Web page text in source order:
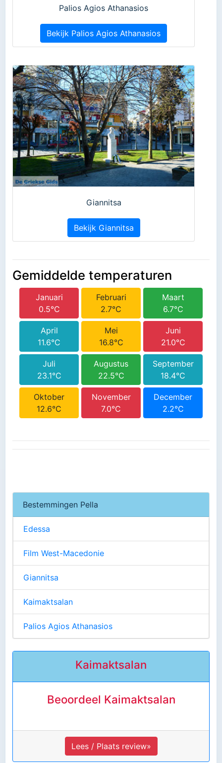
Palios Agios Athanasios
Bekijk Palios Agios Athanasios
Giannitsa
Bekijk Giannitsa
Gemiddelde temperaturen
Januari
0.5°C
Februari
2.7°C
Maart
6.7°C
April
11.6°C
Mei
16.8°C
Juni
21.0°C
Juli
23.1°C
Augustus
22.5°C
September
18.4°C
Oktober
12.6°C
November
7.0°C
December
2.2°C
Bestemmingen Pella
Edessa
Film West-Macedonie
Giannitsa
Kaimaktsalan
Palios Agios Athanasios
Kaimaktsalan
Beoordeel Kaimaktsalan
Lees / Plaats review»